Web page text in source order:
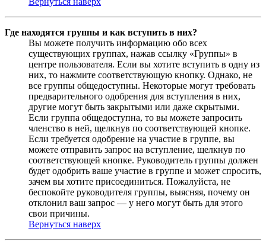
Где находятся группы и как вступить в них?
Вы можете получить информацию обо всех
существующих группах, нажав ссылку «Группы» в
центре пользователя. Если вы хотите вступить в одну из
них, то нажмите соответствующую кнопку. Однако, не
все группы общедоступны. Некоторые могут требовать
предварительного одобрения для вступления в них,
другие могут быть закрытыми или даже скрытыми.
Если группа общедоступна, то вы можете запросить
членство в ней, щелкнув по соответствующей кнопке.
Если требуется одобрение на участие в группе, вы
можете отправить запрос на вступление, щелкнув по
соответствующей кнопке. Руководитель группы должен
будет одобрить ваше участие в группе и может спросить,
зачем вы хотите присоединиться. Пожалуйста, не
беспокойте руководителя группы, выясняя, почему он
отклонил ваш запрос — у него могут быть для этого
свои причины.
Вернуться наверх